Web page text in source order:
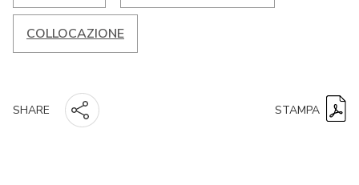
COLLOCAZIONE
SHARE STAMPA